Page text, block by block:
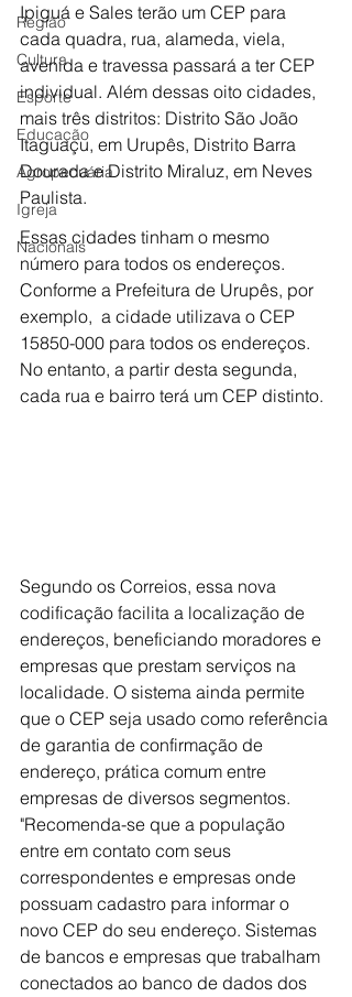
Região
Cultura
Esporte
Educação
Agropecuária
Igreja
Nacionais
Ipiguá e Sales terão um CEP para
cada quadra, rua, alameda, viela,
avenida e travessa passará a ter CEP
individual. Além dessas oito cidades,
mais três distritos: Distrito São João
Itaguaçu, em Urupês, Distrito Barra
Dourada e Distrito Miraluz, em Neves
Paulista.
Essas cidades tinham o mesmo
número para todos os endereços.
Conforme a Prefeitura de Urupês, por
exemplo,  a cidade utilizava o CEP
15850-000 para todos os endereços.
No entanto, a partir desta segunda,
cada rua e bairro terá um CEP distinto.
Segundo os Correios, essa nova
codificação facilita a localização de
endereços, beneficiando moradores e
empresas que prestam serviços na
localidade. O sistema ainda permite
que o CEP seja usado como referência
de garantia de confirmação de
endereço, prática comum entre
empresas de diversos segmentos.
"Recomenda-se que a população
entre em contato com seus
correspondentes e empresas onde
possuam cadastro para informar o
novo CEP do seu endereço. Sistemas
de bancos e empresas que trabalham
conectados ao banco de dados dos